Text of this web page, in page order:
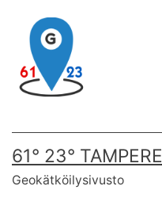
content
61° 23° TAMPERE
Geokätköilysivusto